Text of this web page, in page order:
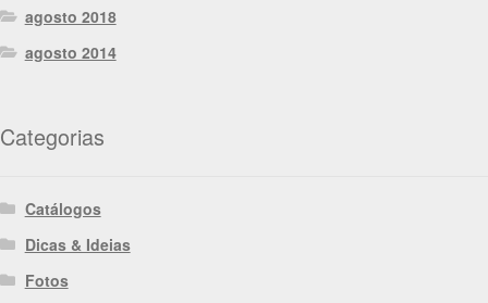
agosto 2018
agosto 2014
Categorias
Catálogos
Dicas & Ideias
Fotos